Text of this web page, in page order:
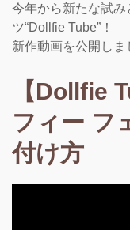
今年から新たな試
ツ“Dollfie Tube”！
新作動画を公開しま
【Dollfie
フィー フ
付け方